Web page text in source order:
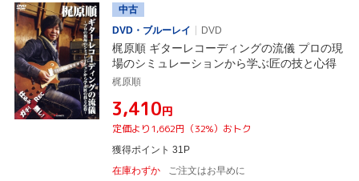
中古
DVD・ブルーレイ
DVD
梶原順 ギターレコーディングの流儀 プロの現
場のシミュレーションから学ぶ匠の技と心得
梶原順
¥3,410円
定価より1,662円（32%）おトク
獲得ポイント 31P
在庫わずか
ご注文はお早めに